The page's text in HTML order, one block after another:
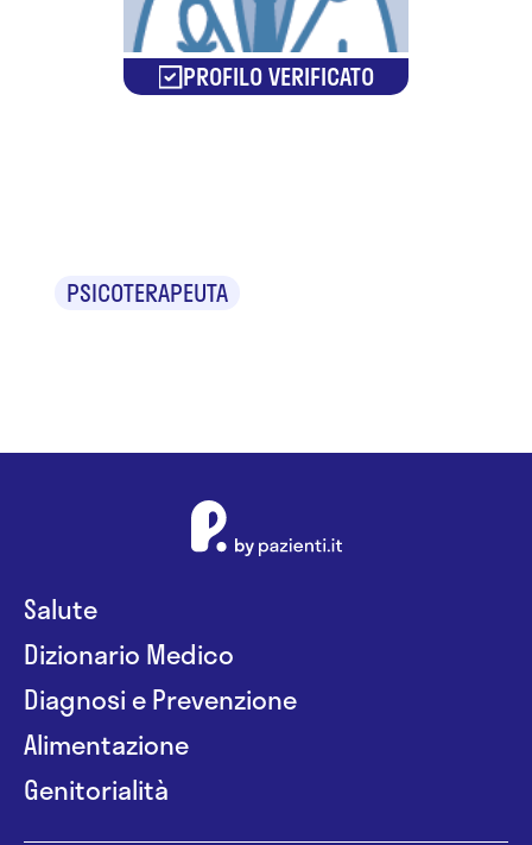
PROFILO VERIFICATO
PSICOTERAPEUTA
Salute
Dizionario Medico
Diagnosi e Prevenzione
Alimentazione
Genitorialità